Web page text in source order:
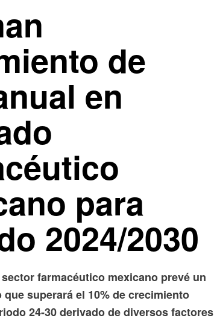
de
en
para
2024/2030
farmacéutico mexicano prevé un
superará el 10% de crecimiento
24-30 derivado de diversos factores